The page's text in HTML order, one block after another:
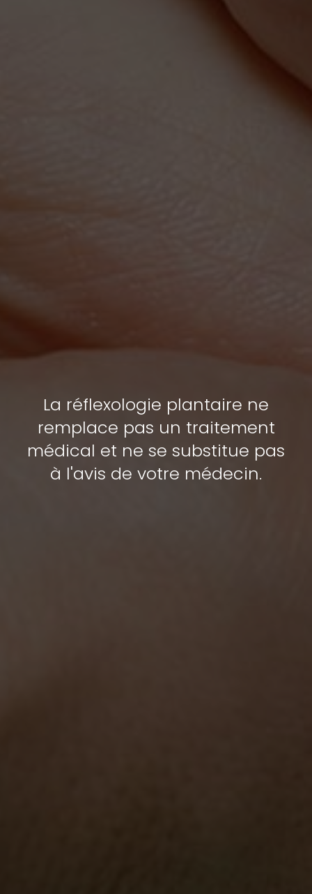
La réflexologie plantaire ne
remplace pas un traitement
médical et ne se substitue pas
à l'avis de votre médecin.